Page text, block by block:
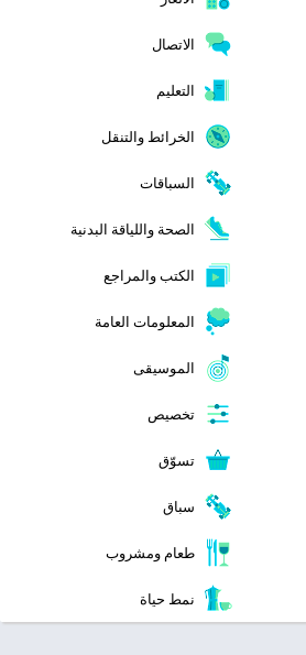
الاتصال
التعليم
الخرائط والتنقل
السباقات
الصحة واللياقة البدنية
الكتب والمراجع
المعلومات العامة
الموسيقى
تخصيص
تسوّق
سباق
طعام ومشروب
نمط حياة